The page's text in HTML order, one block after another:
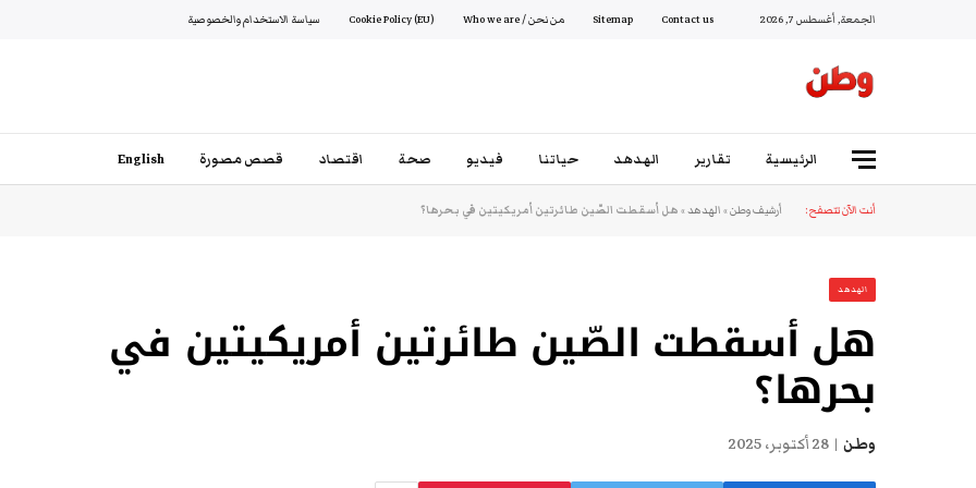
الجمعة, أغسطس 7, 2026 Contact us
Sitemap من نحن / Who we are Cookie Policy (EU) سياسة الاستخدام والخصوصية
الرئيسية تقارير الهدهد حياتنا فيديو صحة اقتصاد قصص مصورة English
أنت الآن تتصفح: أرشيف وطن»الهدهد»هل أسقطت الصّين طائرتين أمريكيتين في بحرها؟
الهدهد
هل أسقطت الصّين طائرتين أمريكيتين في
بحرها؟
وطن 28 أكتوبر، 2025